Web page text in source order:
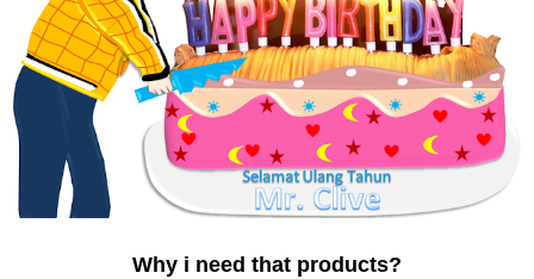
Why i need that products?